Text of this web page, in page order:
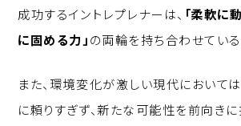
成功するイントレプレナーは、 「柔軟に
に固める力」の両輪を持ち合わせている
また、環境変化が激しい現代において
に頼りすぎず、新たな可能性を前向き